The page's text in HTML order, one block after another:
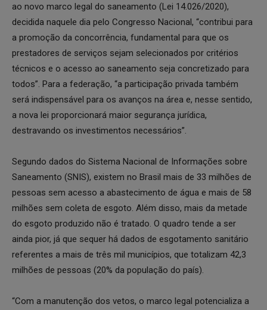
ao novo marco legal do saneamento (Lei 14.026/2020),
decidida naquele dia pelo Congresso Nacional, “contribui para
a promoção da concorrência, fundamental para que os
prestadores de serviços sejam selecionados por critérios
técnicos e o acesso ao saneamento seja concretizado para
todos”. Para a federação, “a participação privada também
será indispensável para os avanços na área e, nesse sentido,
a nova lei proporcionará maior segurança jurídica,
destravando os investimentos necessários”.
Segundo dados do Sistema Nacional de Informações sobre
Saneamento (SNIS), existem no Brasil mais de 33 milhões de
pessoas sem acesso a abastecimento de água e mais de 58
milhões sem coleta de esgoto. Além disso, mais da metade
do esgoto produzido não é tratado. O quadro tende a ser
ainda pior, já que sequer há dados de esgotamento sanitário
referentes a mais de três mil municípios, que totalizam 42,3
milhões de pessoas (20% da população do país).
“Com a manutenção dos vetos, o marco legal potencializa a